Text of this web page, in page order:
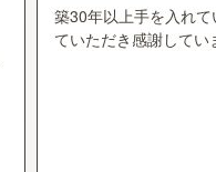
築30年以上手を入れ
ていただき感謝してい